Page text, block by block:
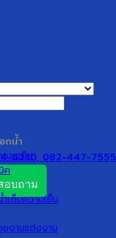
6230, 082-447-7555
อบถาม
กน้ำ
ามเย็น
ค
เก็บความเย็น
ยงานแต่งงาน